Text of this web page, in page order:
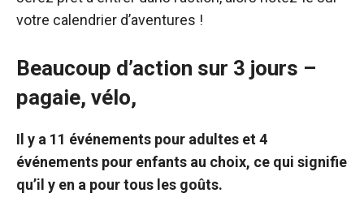
votre calendrier d’aventures !
Beaucoup d’action sur 3 jours –
pagaie, vélo,
Il y a 11 événements pour adultes et 4
événements pour enfants au choix, ce qui signifie
qu’il y en a pour tous les goûts.